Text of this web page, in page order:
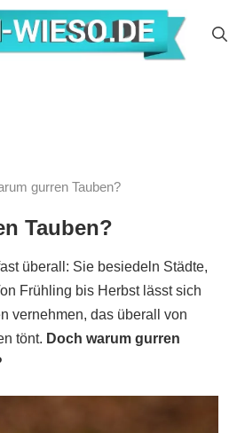
gurren Tauben?
Tauben?
überall: Sie besiedeln Städte,
Frühling bis Herbst lässt sich
vernehmen, das überall von
tönt. Doch warum gurren